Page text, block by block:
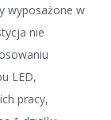
wyposażone w
nie
LED,
pracy,